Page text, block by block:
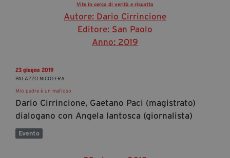
Vite in cerca di verità e riscatto
Autore: Dario Cirrincione
Editore: San Paolo
Anno: 2019
23 giugno 2019
PALAZZO NICOTERA
Mio padre è un mafioso
Dario Cirrincione, Gaetano Paci (magistrato)
dialogano con Angela Iantosca (giornalista)
Evento